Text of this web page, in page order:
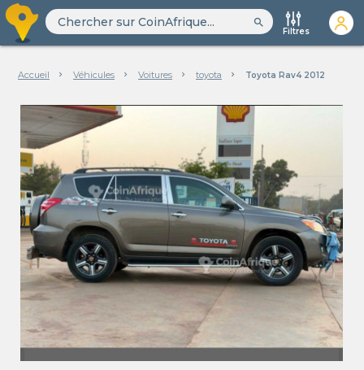
search
Filtres
Accueil Véhicules Voitures toyota Toyota Rav4 2012